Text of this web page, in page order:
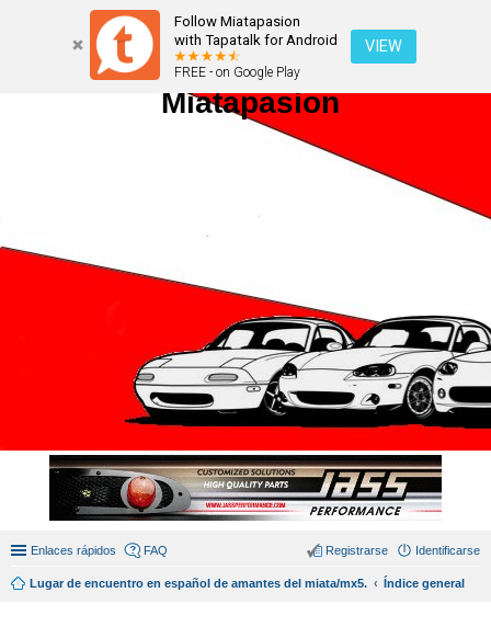
Follow Miatapasion
with Tapatalk for Android
FREE - on Google Play
VIEW
Miatapasion
Enlaces rápidos FAQ Identificarse
Registrarse
Lugar de encuentro en español de amantes del miata/mx5. Índice general